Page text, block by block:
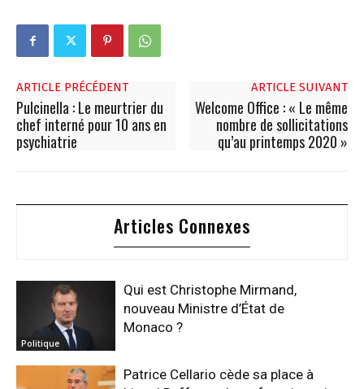
ARTICLE PRÉCÉDENT
Pulcinella : Le meurtrier du
chef interné pour 10 ans en
psychiatrie
ARTICLE SUIVANT
Welcome Office : « Le même
nombre de sollicitations
qu’au printemps 2020 »
Articles Connexes
Politique
Qui est Christophe Mirmand,
nouveau Ministre d’État de
Monaco ?
Patrice Cellario cède sa place à